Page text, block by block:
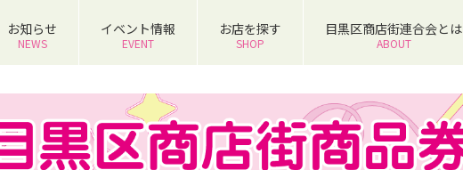
お知らせ
NEWS
イベント情報
EVENT
お店を探す
SHOP
目黒区商店街連合会とは
ABOUT